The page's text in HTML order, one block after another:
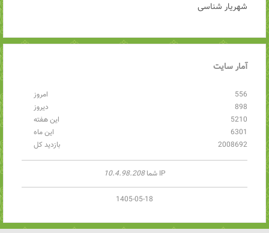
شهریار شناسی
آمارسایت
امروز
556
دیروز
898
این هفته
5210
این ماه
6301
بازدید کل
2008692
IP شما 10.4.98.208
1405-05-18